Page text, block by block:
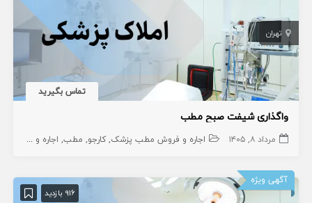
تهران
تماس بگیرید
واگذاری شیفت صبح مطب
مرداد ۸, ۱۴۰۵ اجاره و فروش مطب پزشک کارجو مطب اجاره و فروش مطب دندانپزشک
آگهی ویژه
916 بازدید